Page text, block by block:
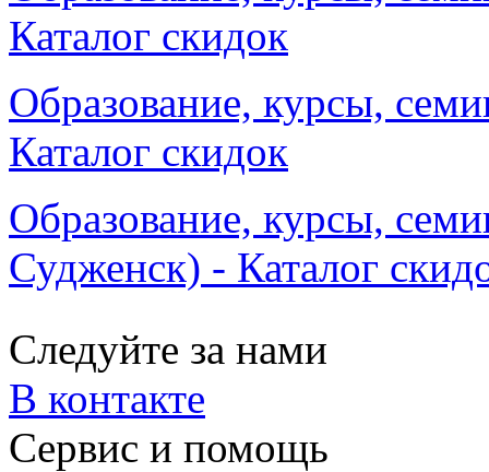
Каталог скидок
Образование, курсы,
Каталог скидок
Образование, курсы,
Судженск) - Каталог
Следуйте за нами
В контакте
Сервис и помощь